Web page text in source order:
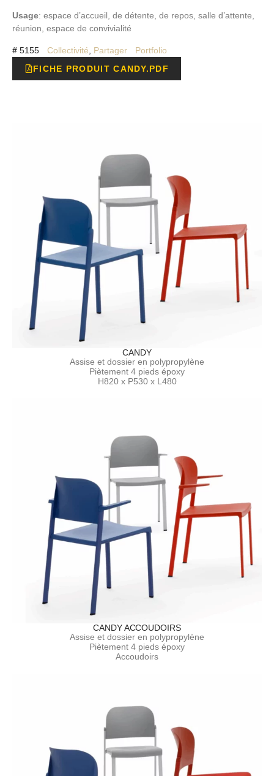
Usage: espace d’accueil, de détente, de repos, salle d’attente,
réunion, espace de convivialité
# 5155 Collectivité Partager
Portfolio
FICHE PRODUIT CANDY.PDF
CANDY
Assise et dossier en polypropylène
Piètement 4 pieds époxy
H820 x P530 x L480
CANDY ACCOUDOIRS
Assise et dossier en polypropylène
Piètement 4 pieds époxy
Accoudoirs